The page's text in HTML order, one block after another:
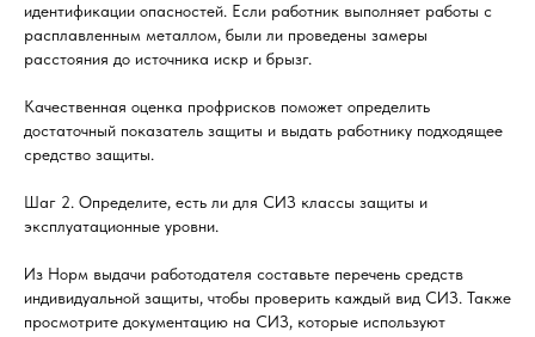
идентификации опасностей. Если работник выполняет работы с
расплавленным металлом, были ли проведены замеры
расстояния до источника искр и брызг.
Качественная оценка профрисков поможет определить
достаточный показатель защиты и выдать работнику подходящее
средство защиты.
Шаг 2. Определите, есть ли для СИЗ классы защиты и
эксплуатационные уровни.
Из Норм выдачи работодателя составьте перечень средств
индивидуальной защиты, чтобы проверить каждый вид СИЗ. Также
просмотрите документацию на СИЗ, которые используют